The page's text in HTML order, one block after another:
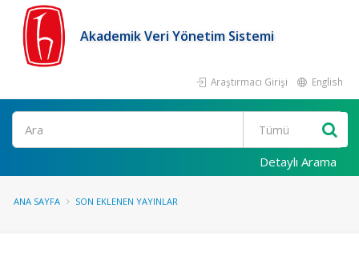
Akademik Veri Yönetim Sistemi
Araştırmacı Girişi English
Ara
Detaylı Arama
ANA SAYFA SON EKLENEN YAYINLAR